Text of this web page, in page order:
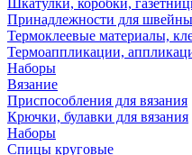
Шкатулки, коробки,
Принадлежности для
Термоклеевые материалы,
Термоаппликации,
Наборы
Вязание
Приспособления для вязания
Крючки, булавки для вязания
Наборы
Спицы круговые